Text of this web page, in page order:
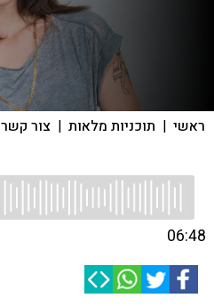
ראשי | תוכניות מלאות | צור קשר
06:48